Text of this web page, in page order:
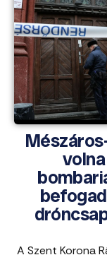
A Szent Korona